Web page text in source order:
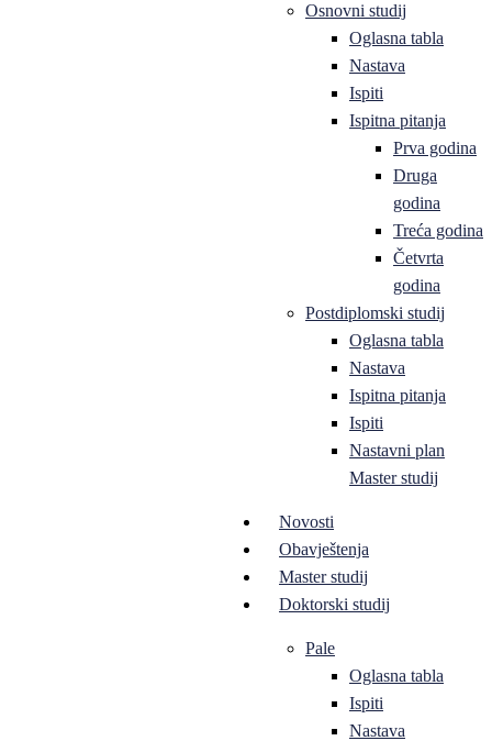
Osnovni studij
Oglasna tabla
Nastava
Ispiti
Ispitna pitanja
Prva godina
Druga
godina
Treća godina
Četvrta
godina
Postdiplomski studij
Oglasna tabla
Nastava
Ispitna pitanja
Ispiti
Nastavni plan
Master studij
Novosti
Obavještenja
Master studij
Doktorski studij
Pale
Oglasna tabla
Ispiti
Nastava